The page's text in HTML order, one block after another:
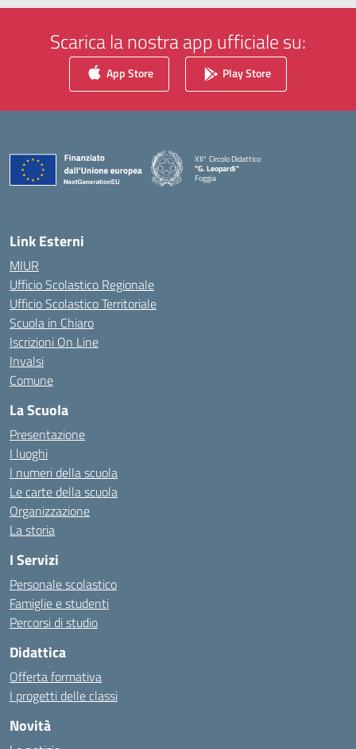
Scarica la nostra app ufficiale su:
App Store Play Store
XII° Circolo Didattico
"G. Leopardi"
Foggia
— Visita la pagina iniziale della scuola
Link Esterni
MIUR
Ufficio Scolastico Regionale
Ufficio Scolastico Territoriale
Scuola in Chiaro
Iscrizioni On Line
Invalsi
Comune
La Scuola
Presentazione
I luoghi
I numeri della scuola
Le carte della scuola
Organizzazione
La storia
I Servizi
Personale scolastico
Famiglie e studenti
Percorsi di studio
Didattica
Offerta formativa
I progetti delle classi
Novità